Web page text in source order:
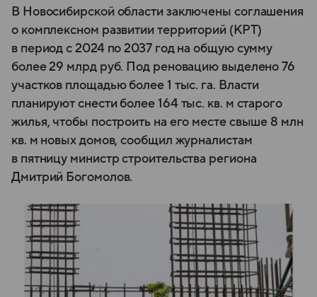
В Новосибирской области заключены соглашения
о комплексном развитии территорий (КРТ)
в период с 2024 по 2037 год на общую сумму
более 29 млрд руб. Под реновацию выделено 76
участков площадью более 1 тыс. га. Власти
планируют снести более 164 тыс. кв. м старого
жилья, чтобы построить на его месте свыше 8 млн
кв. м новых домов, сообщил журналистам
в пятницу министр строительства региона
Дмитрий Богомолов.